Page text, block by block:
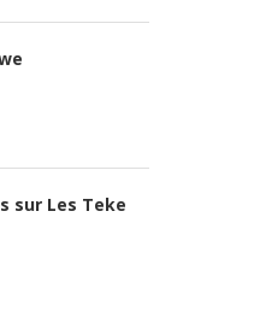
sur Les Teke